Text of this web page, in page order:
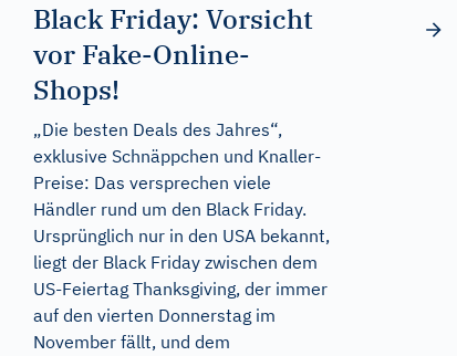
Black Friday: Vorsicht
vor Fake-Online-
Shops!
„Die besten Deals des Jahres“,
exklusive Schnäppchen und Knaller-
Preise: Das versprechen viele
Händler rund um den Black Friday.
Ursprünglich nur in den USA bekannt,
liegt der Black Friday zwischen dem
US-Feiertag Thanksgiving, der immer
auf den vierten Donnerstag im
November fällt, und dem